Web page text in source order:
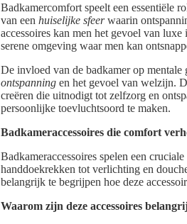
Badkamercomfort speelt een essentiële
van een huiselijke sfeerwaarin
accessoires kan men het gevoel van
serene omgeving waar men kan
De invloed van de badkamer op mentale
ontspanning en het gevoel van welzijn.
creëren die uitnodigt tot zelfzorg en
persoonlijke toevluchtsoord te maken.
Badkameraccessoires die comfort
Badkameraccessoires spelen een
handdoekrekken tot verlichting en
belangrijk te begrijpen hoe deze
Waarom zijn deze accessoires